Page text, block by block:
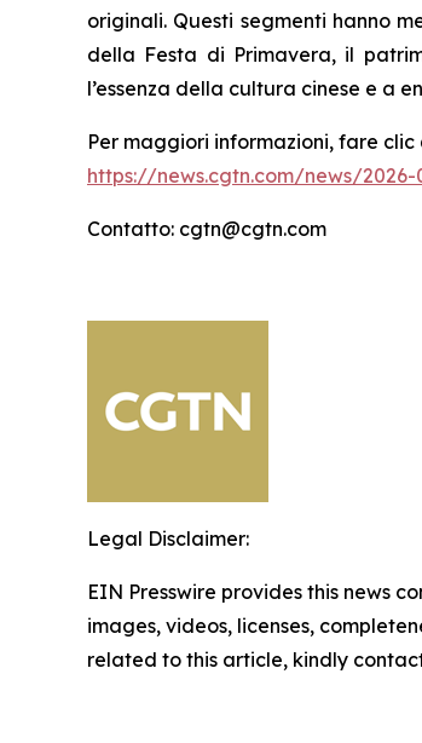
originali. Questi segmenti hanno
della Festa di Primavera, il
l’essenza della cultura cinese e a
Per maggiori informazioni, fare clic
https://news.cgtn.com/news/
Contatto: cgtn@cgtn.com
Legal Disclaimer:
EIN Presswire provides this news
images, videos, licenses,
related to this article, kindly